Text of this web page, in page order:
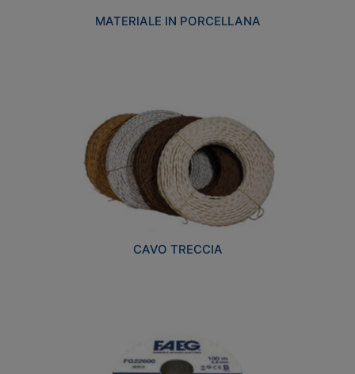
MATERIALE IN PORCELLANA
CAVO TRECCIA